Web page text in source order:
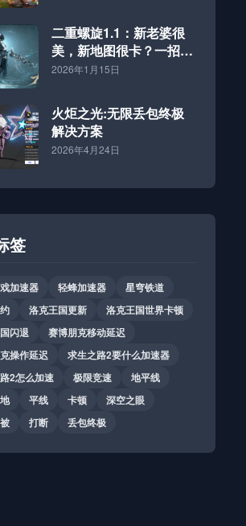
二重螺旋1.1：新老婆很
美，新地图很卡？一招解
决！
2026年1月15日
火炬之光:无限丢包终极
解决方案
2026年4月24日
签
加速器 轻蜂加速器
星穹铁道
洛克王国更新
洛克王国世界卡顿
闪退
赛博朋克移动延迟
操作延迟
求生之路2要什么加速器
2怎么加速
极限竞速
地平线
平线 卡顿
深空之眼
打断 丢包终极